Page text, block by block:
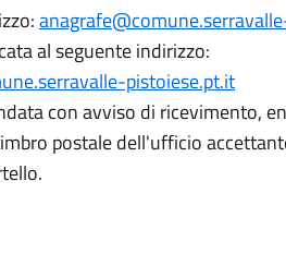
al seguente indirizzo:
pistoiese.pt.it
con avviso di ricevimento,
postale dell'ufficio